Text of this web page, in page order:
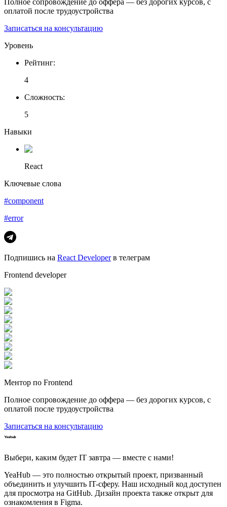
оплатой после трудоустройства
Записаться на консультацию
Уровень
Рейтинг:
4
Сложность:
5
Навыки
React
Ключевые слова
#component
#error
Подпишись на React Developerв телеграм
Frontend developer
Ментор по Frontend
Полное сопровождение до оффера — без дорогих курсов, с
оплатой после трудоустройства
Записаться на консультацию
Выбери, каким будет IT завтра — вместе c нами!
YeaHub — это полностью открытый проект, призванный
объединить и улучшить IT-сферу. Наш исходный код доступен
для просмотра на GitHub. Дизайн проекта также открыт для
ознакомления в Figma.